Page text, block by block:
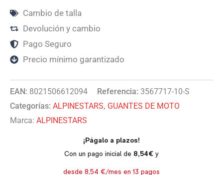
Cambio de talla
Devolución y cambio
Pago Seguro
Precio mínimo garantizado
EAN: 8021506612094 Referencia: 3567717-10-S
Categorías: ALPINESTARS, GUANTES DE MOTO
Marca: ALPINESTARS